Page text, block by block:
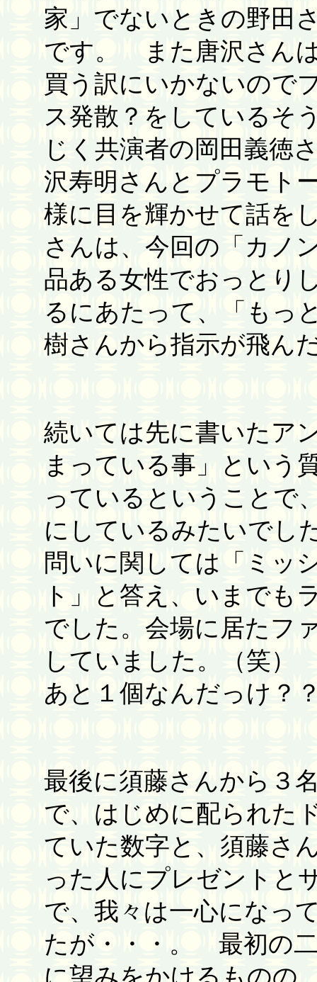
家」でないときの野田
です。 また唐沢さん
買う訳にいかないので
ス発散？をしているそ
じく共演者の岡田義徳
沢寿明さんとプラモト
様に目を輝かせて話を
さんは、今回の「カノ
品ある女性でおっとり
るにあたって、「もっ
樹さんから指示が飛ん
続いては先に書いたア
まっている事」という
っているということで
にしているみたいで
問いに関しては「ミッ
ト」と答え、いまでも
でした。会場に居たフ
していました。（笑
あと１個なんだっけ？
最後に須藤さんから３
で、はじめに配られた
ていた数字と、須藤さ
った人にプレゼントと
で、我々は一心になっ
たが・・・。 最初の
に望みをかけるものの